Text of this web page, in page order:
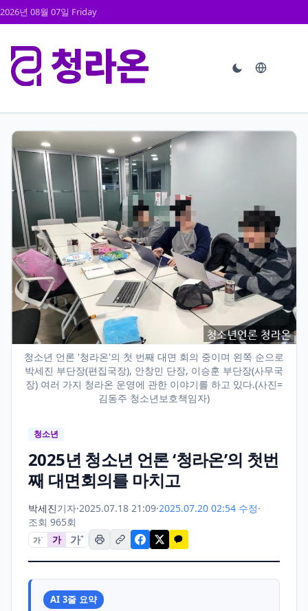
2026년 08월 07일 Friday
청소년 언론 '청라온'의 첫 번째 대면 회의 중이며 왼쪽 순으로
박세진 부단장(편집국장), 안창민 단장, 이승훈 부단장(사무국
장) 여러 가지 청라온 운영에 관한 이야기를 하고 있다.(사진=
김동주 청소년보호책임자)
청소년
2025년 청소년 언론 ‘청라온’의 첫번
째 대면회의를 마치고
박세진기자·2025.07.18 21:09·2025.07.20 02:54 수정·
조회 965회
가− 가 가+
AI 3줄 요약